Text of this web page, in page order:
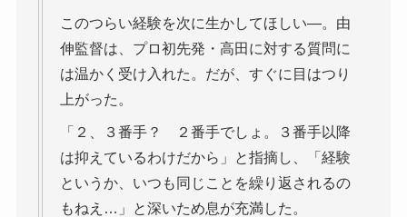
このつらい経験を次に生かしてほしい―。由
伸監督は、プロ初先発・高田に対する質問に
は温かく受け入れた。だが、すぐに目はつり
上がった。
「２、３番手？ ２番手でしょ。３番手以降
は抑えているわけだから」と指摘し、「経験
というか、いつも同じことを繰り返されるの
もねえ…」と深いため息が充満した。